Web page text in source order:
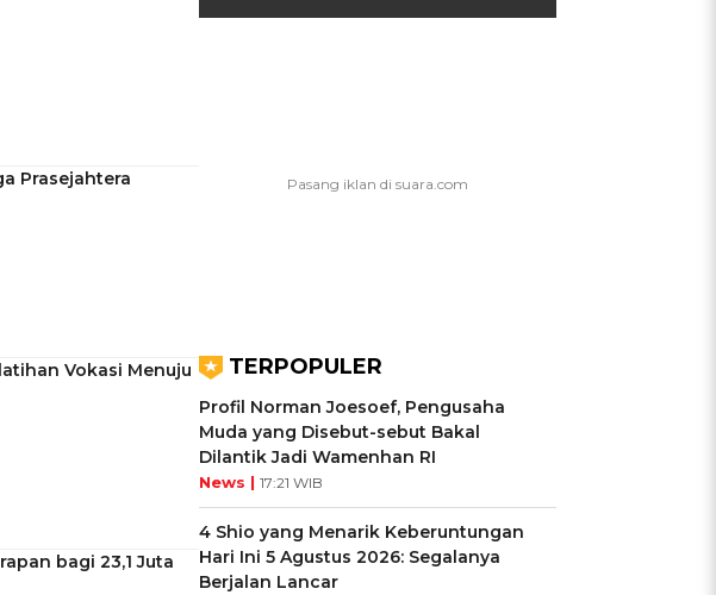
Prasejahtera
Vokasi Menuju
bagi 23,1 Juta
TERPOPULER
Profil Norman Joesoef, Pengusaha
Muda yang Disebut-sebut Bakal
Dilantik Jadi Wamenhan RI
News | 17:21 WIB
4 Shio yang Menarik Keberuntungan
Hari Ini 5 Agustus 2026: Segalanya
Berjalan Lancar